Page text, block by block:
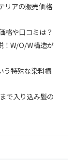
リアの販売価格
格や口コミは？
！W/O/W構造が
う特殊な染料構
で入り込み髪の